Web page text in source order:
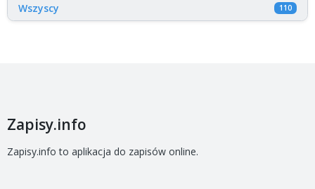
Wszyscy 110
Zapisy.info
Zapisy.info to aplikacja do zapisów online.